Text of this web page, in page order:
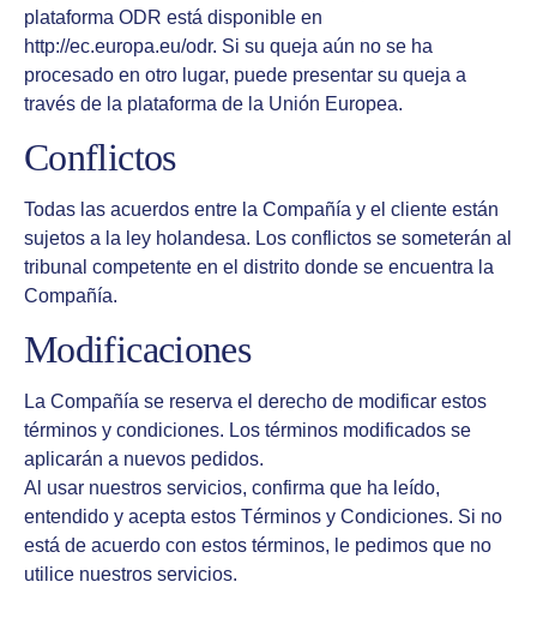
plataforma ODR está disponible en
http://ec.europa.eu/odr. Si su queja aún no se ha
procesado en otro lugar, puede presentar su queja a
través de la plataforma de la Unión Europea.
Conflictos
Todas las acuerdos entre la Compañía y el cliente están
sujetos a la ley holandesa. Los conflictos se someterán al
tribunal competente en el distrito donde se encuentra la
Compañía.
Modificaciones
La Compañía se reserva el derecho de modificar estos
términos y condiciones. Los términos modificados se
aplicarán a nuevos pedidos.
Al usar nuestros servicios, confirma que ha leído,
entendido y acepta estos Términos y Condiciones. Si no
está de acuerdo con estos términos, le pedimos que no
utilice nuestros servicios.